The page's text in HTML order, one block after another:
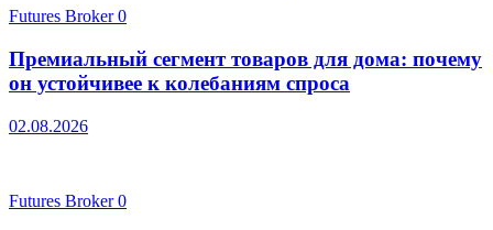
Futures Broker0
Премиальный сегмент товаров для дома: почему
он устойчивее к колебаниям спроса
02.08.2026
Futures Broker0